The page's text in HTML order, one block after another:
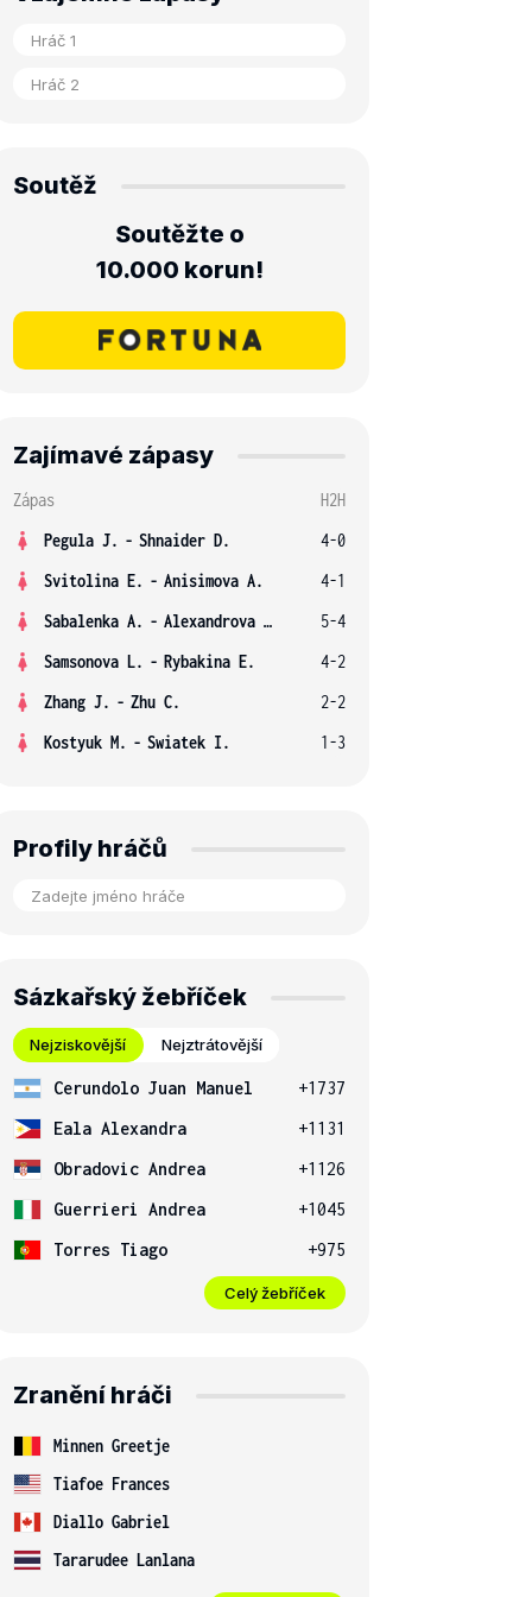
Soutěž
Soutěžte o
10.000 korun!
Zajímavé zápasy
Zápas
H2H
Pegula J. - Shnaider D.
4-0
Svitolina E. - Anisimova A.
4-1
Sabalenka A. - Alexandrova E.
5-4
Samsonova L. - Rybakina E.
4-2
Zhang J. - Zhu C.
2-2
Kostyuk M. - Swiatek I. 1-3
Profily hráčů
Sázkařský žebříček
Nejziskovější Nejztrátovější
Cerundolo Juan Manuel
+1737
Eala Alexandra
+1131
Obradovic Andrea
+1126
Guerrieri Andrea
+1045
Torres Tiago
+975
Celý žebříček
Zranění hráči
Minnen Greetje
Tiafoe Frances
Diallo Gabriel
Tararudee Lanlana